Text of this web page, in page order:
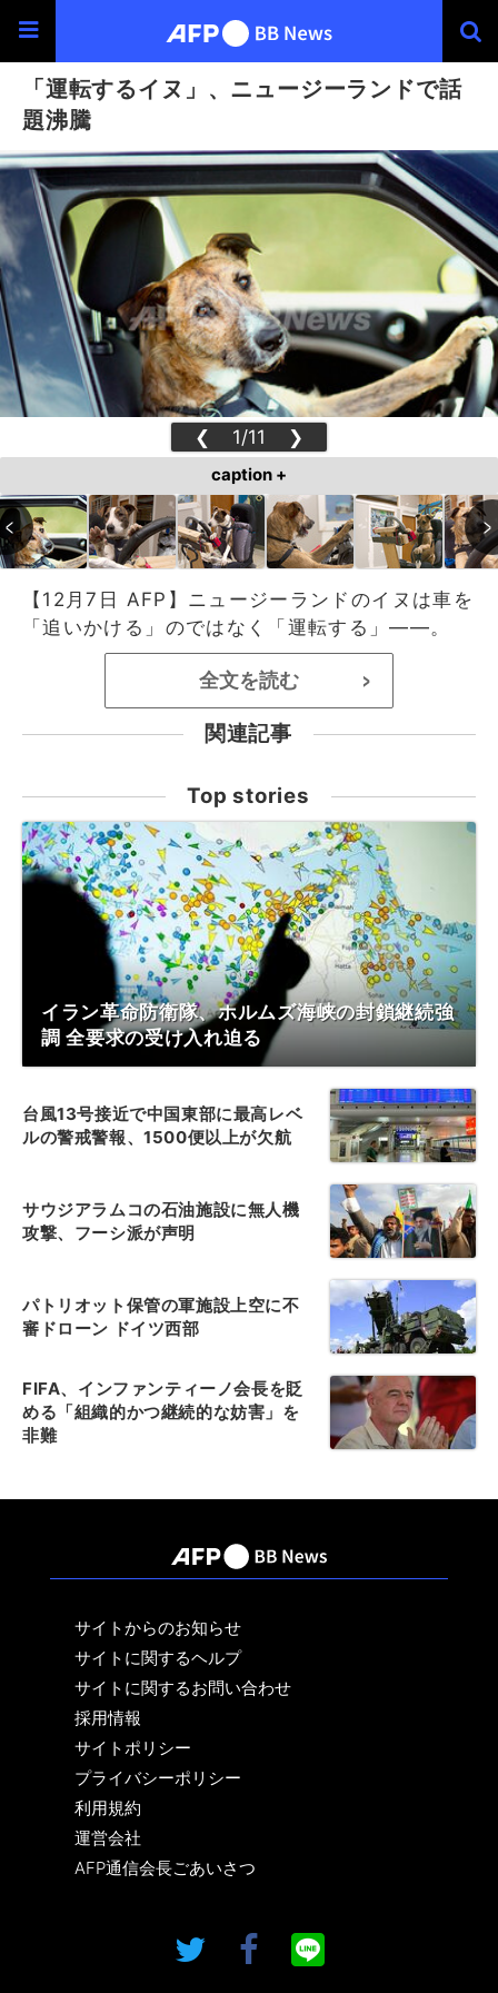
「運転するイヌ」、ニュージーランドで話
題沸騰
❮ 1/11 ❯
caption +
【12月7日 AFP】ニュージーランドのイヌは車を
「追いかける」のではなく「運転する」――。
全文を読む >
関連記事
Top stories
イラン革命防衛隊、ホルムズ海峡の封鎖継続強
調 全要求の受け入れ迫る
台風13号接近で中国東部に最高レベ
ルの警戒警報、1500便以上が欠航
サウジアラムコの石油施設に無人機
攻撃、フーシ派が声明
パトリオット保管の軍施設上空に不
審ドローン ドイツ西部
FIFA、インファンティーノ会長を貶
める「組織的かつ継続的な妨害」を
非難
サイトからのお知らせ
サイトに関するヘルプ
サイトに関するお問い合わせ
採用情報
サイトポリシー
プライバシーポリシー
利用規約
運営会社
AFP通信会長ごあいさつ